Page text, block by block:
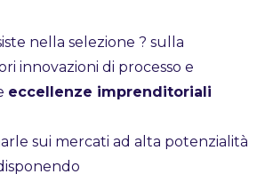
nella selezione ? sulla
innovazioni di processo e
eccellenze imprenditoriali
sui mercati ad alta potenzialità